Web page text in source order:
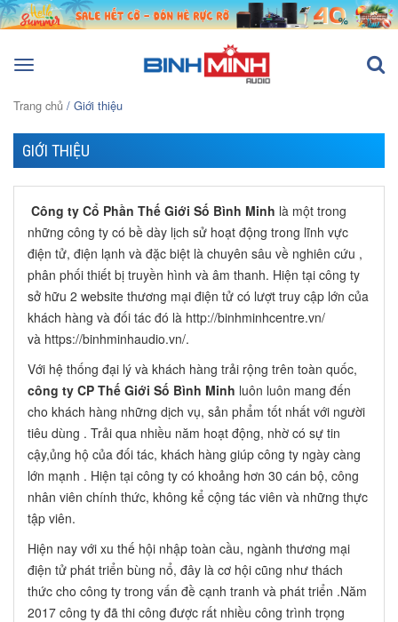
Toggle
Trang chủ / Giới thiệu
GIỚI THIỆU
Công ty Cổ Phần Thế Giới Số Bình Minh là một trong
những công ty có bề dày lịch sử hoạt động trong lĩnh vực
điện tử, điện lạnh và đặc biệt là chuyên sâu về nghiên cứu ,
phân phối thiết bị truyền hình và âm thanh. Hiện tại công ty
sở hữu 2 website thương mại điện tử có lượt truy cập lớn của
khách hàng và đối tác đó là http://binhminhcentre.vn/
và https://binhminhaudio.vn/.
Với hệ thống đại lý và khách hàng trải rộng trên toàn quốc,
công ty CP Thế Giới Số Bình Minh luôn luôn mang đến
cho khách hàng những dịch vụ, sản phẩm tốt nhất với người
tiêu dùng . Trải qua nhiều năm hoạt động, nhờ có sự tin
cậy,ủng hộ của đối tác, khách hàng giúp công ty ngày càng
lớn mạnh . Hiện tại công ty có khoảng hơn 30 cán bộ, công
nhân viên chính thức, không kể cộng tác viên và những thực
tập viên.
Hiện nay với xu thế hội nhập toàn cầu, ngành thương mại
điện tử phát triển bùng nổ, đây là cơ hội cũng như thách
thức cho công ty trong vấn đề cạnh tranh và phát triển .Năm
2017 công ty đã thi công được rất nhiều công trình trọng